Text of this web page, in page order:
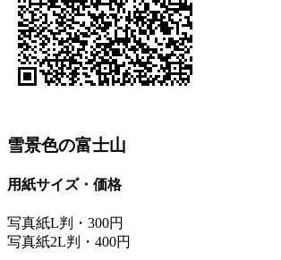
雪景色の富士山
用紙サイズ・価格
写真紙L判・300円
写真紙2L判・400円